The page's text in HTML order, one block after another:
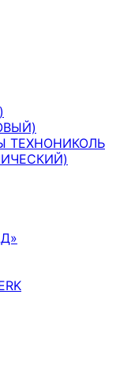
ТЕХНОНИКОЛЬ